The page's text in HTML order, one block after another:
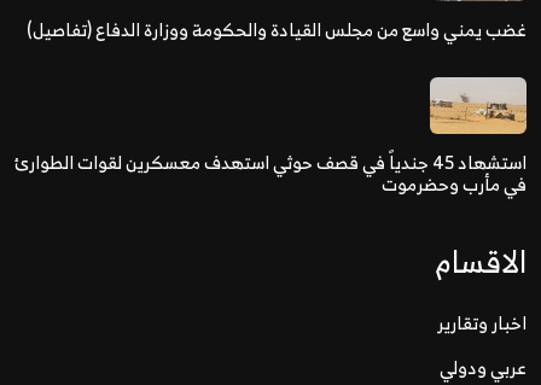
غضب يمني واسع من مجلس القيادة والحكومة ووزارة الدفاع (تفاصيل)
استشهاد 45 جندياً في قصف حوثي استهدف معسكرين لقوات الطوارئ
في مأرب وحضرموت
الاقسام
اخبار وتقارير
عربي ودولي